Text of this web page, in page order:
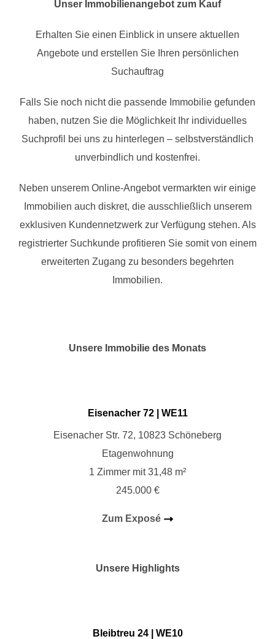
Unser Immobilienangebot zum Kauf
Erhalten Sie einen Einblick in unsere aktuellen
Angebote und erstellen Sie Ihren persönlichen
Suchauftrag
Falls Sie noch nicht die passende Immobilie gefunden
haben, nutzen Sie die Möglichkeit Ihr individuelles
Suchprofil bei uns zu hinterlegen – selbstverständlich
unverbindlich und kostenfrei.
Neben unserem Online-Angebot vermarkten wir einige
Immobilien auch diskret, die ausschließlich unserem
exklusiven Kundennetzwerk zur Verfügung stehen. Als
registrierter Suchkunde profitieren Sie somit von einem
erweiterten Zugang zu besonders begehrten
Immobilien.
Unsere Immobilie des Monats
Eisenacher 72 | WE11
Eisenacher Str. 72, 10823 Schöneberg
Etagenwohnung
1 Zimmer mit 31,48 m²
245.000 €
Zum Exposé
Unsere Highlights
Bleibtreu 24 | WE10